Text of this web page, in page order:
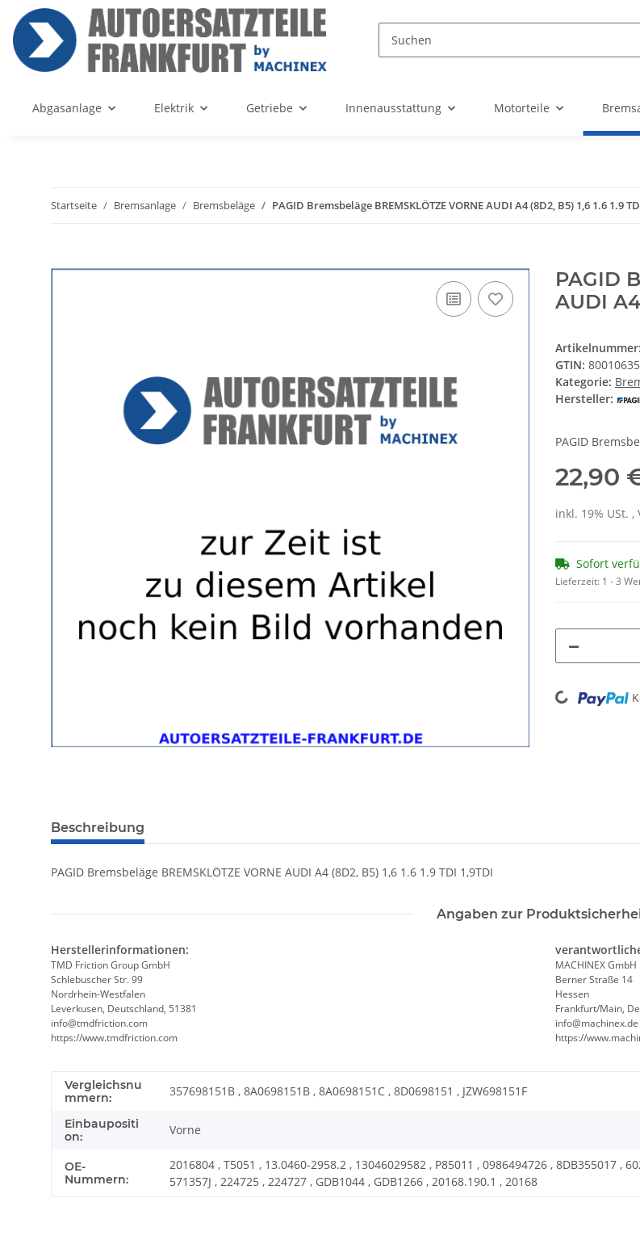
Abgasanlage Elektrik Getriebe Innenausstattung Motorteile
Startseite Bremsanlage Bremsbeläge PAGID Bremsbeläge BREMSKLÖTZE VORNE AUDI A4 (8D2, B5) 1,6 1.6 1.9
PAGID
AUDI A4
Artikelnummer:
GTIN:
Kategorie:
Hersteller:
PAGID
22,90
inkl. 19% USt.
Sofort
Lieferzeit: 1 - 3
Loading...
Beschreibung
PAGID Bremsbeläge BREMSKLÖTZE VORNE AUDI A4 (8D2, B5) 1,6 1.6 1.9 TDI 1,9TDI
Angaben zur
Herstellerinformationen:
TMD Friction Group GmbH
Schlebuscher Str. 99
Nordrhein-Westfalen
Leverkusen, Deutschland, 51381
info@tmdfriction.com
https://www.tmdfriction.com
MACHINEX GmbH
Berner Straße 14
Hessen
Frankfurt/Main,
info@machinex.de
https://
Vergleichsnu
mmern:
357698151B , 8A0698151B , 8A0698151C , 8D0698151 , JZW698151F
Einbaupositi
on:
Vorne
OE-
Nummern:
2016804 , T5051 , 13.0460-2958.2 , 13046029582 , P85011 , 0986494726 , 8DB355017 ,
571357J , 224725 , 224727 , GDB1044 , GDB1266 , 20168.190.1 , 20168